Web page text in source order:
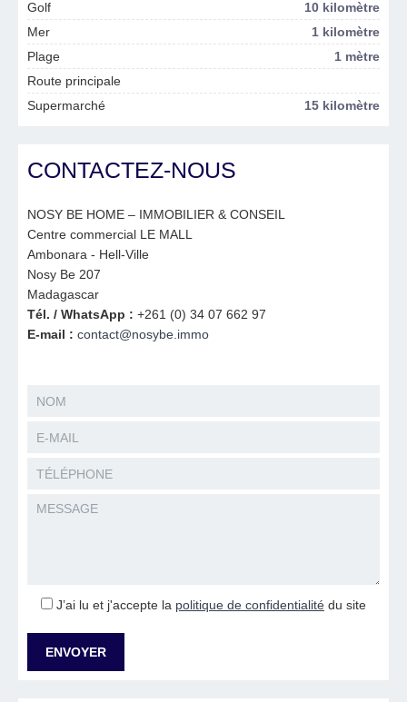
Golf
10 kilomètre
Mer
1 kilomètre
Plage
1 mètre
Route principale
Supermarché
15 kilomètre
CONTACTEZ-NOUS
NOSY BE HOME – IMMOBILIER & CONSEIL
Centre commercial LE MALL
Ambonara - Hell-Ville
Nosy Be 207
Madagascar
Tél. / WhatsApp : +261 (0) 34 07 662 97
E-mail : contact@nosybe.immo
J’ai lu et j'accepte la politique de confidentialité du site